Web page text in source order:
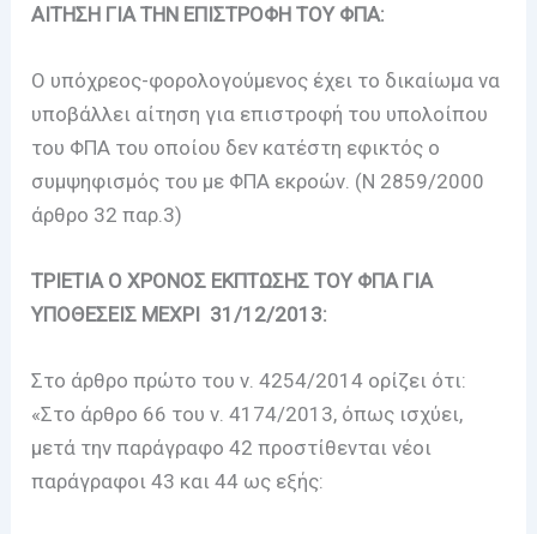
ΑΙΤΗΣΗ ΓΙΑ ΤΗΝ ΕΠΙΣΤΡΟΦΗ TOY ΦΠΑ:
Ο υπόχρεος-φορολογούμενος έχει το δικαίωμα να
υποβάλλει αίτηση για επιστροφή του υπολοίπου
του ΦΠΑ του οποίου δεν κατέστη εφικτός ο
συμψηφισμός του με ΦΠΑ εκροών. (Ν 2859/2000
άρθρο 32 παρ.3)
TΡIETIA Ο ΧΡΟΝΟΣ ΕΚΠΤΩΣΗΣ ΤΟΥ ΦΠΑ ΓΙΑ
ΥΠΟΘΕΣΕΙΣ ΜΕΧΡΙ 31/12/2013:
Στο άρθρο πρώτο του ν. 4254/2014 ορίζει ότι:
«Στο άρθρο 66 του ν. 4174/2013, όπως ισχύει,
μετά την παράγραφο 42 προστίθενται νέοι
παράγραφοι 43 και 44 ως εξής: